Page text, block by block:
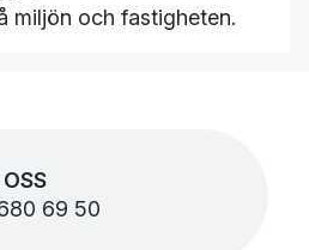
miljön och fastigheten.
69 50